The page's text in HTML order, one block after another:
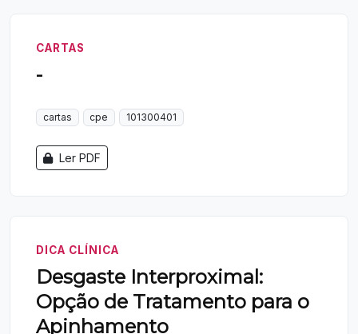
CARTAS
-
cartas cpe 101300401
Ler PDF
DICA CLÍNICA
Desgaste Interproximal:
Opção de Tratamento para o
Apinhamento